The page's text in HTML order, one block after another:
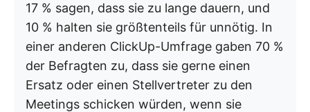
17 % sagen, dass sie zu lange dauern, und
10 % halten sie größtenteils für unnötig. In
einer anderen ClickUp-Umfrage gaben 70 %
der Befragten zu, dass sie gerne einen
Ersatz oder einen Stellvertreter zu den
Meetings schicken würden, wenn sie